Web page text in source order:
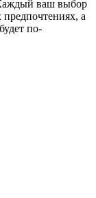
ваш выбор
а
по-